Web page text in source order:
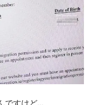
ですけど…